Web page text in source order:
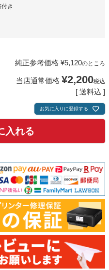
き
純正参考価格 ¥5,120のところ
当店通常価格 ¥2,200税込
送料込
お気に入りに登録する
入れる